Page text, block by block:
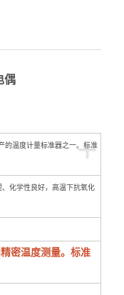
偶
+
的温度计量标准器之一。标准
化学性良好，高温下抗氧化
密温度测量。标准